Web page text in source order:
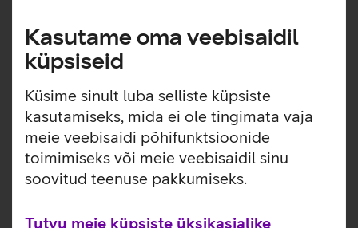
Kasutame oma veebisaidil
küpsiseid
Küsime sinult luba selliste küpsiste
kasutamiseks, mida ei ole tingimata vaja
meie veebisaidi põhifunktsioonide
toimimiseks või meie veebisaidil sinu
soovitud teenuse pakkumiseks.
Tutvu meie küpsiste üksikasjalike
HP EliteBook 8G1i seeria 14" sülearvuti
al. 42,98 €/kuu + km
14" Lenovo või HP sülearvuti ja 24-34" monitor